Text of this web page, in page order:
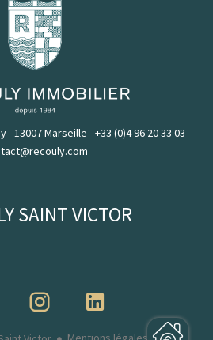
- 13007 Marseille -+33 (0)4 96 20 33 03 -
SAINT VICTOR